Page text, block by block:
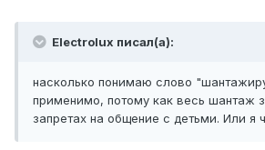
Electrolux писал(а):
насколько понимаю слово
применимо, потому как весь шантаж
запретах на общение с детьми. Или я